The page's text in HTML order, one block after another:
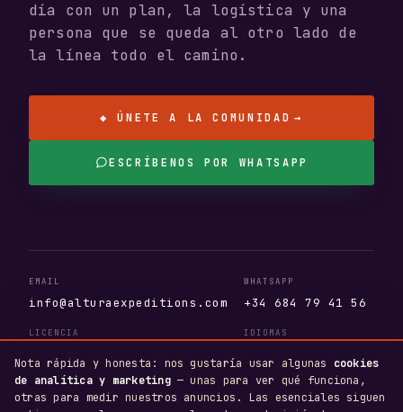
día con un plan, la logística y una
persona que se queda al otro lado de
la línea todo el camino.
◆ ÚNETE A LA COMUNIDAD →
ESCRÍBENOS POR WHATSAPP
EMAIL
info@alturaexpeditions.com
WHATSAPP
+34 684 79 41 56
LICENCIA IDIOMAS
Nota rápida y honesta: nos gustaría usar algunas cookies
de analítica y marketing— unas para ver qué funciona,
otras para medir nuestros anuncios. Las esenciales siguen